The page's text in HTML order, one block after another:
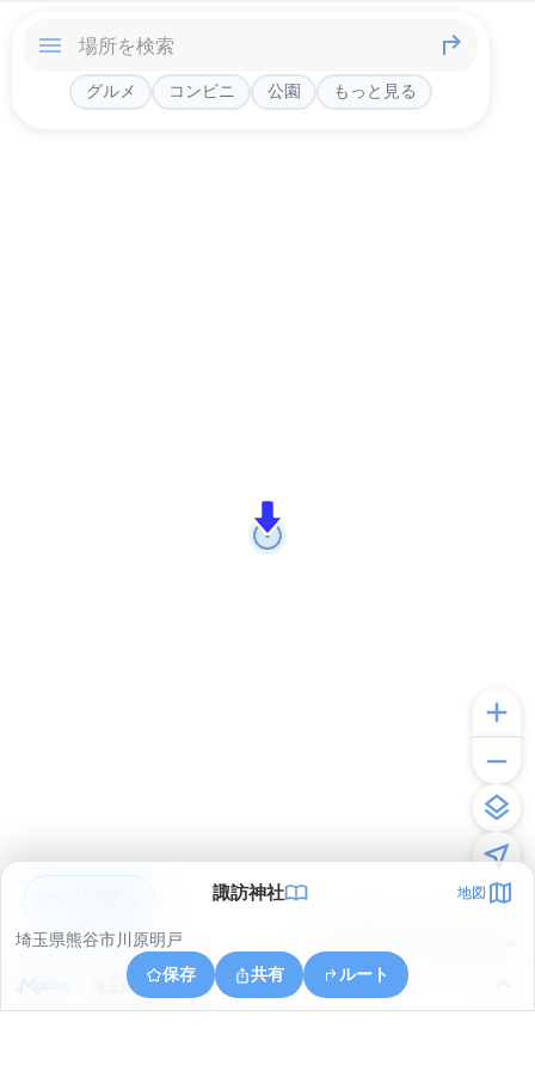
グルメ コンビニ 公園 もっと見る
諏訪神社 地図
埼玉県熊谷市川原明戸
保存
共有 ルート
埼玉県熊谷市三本